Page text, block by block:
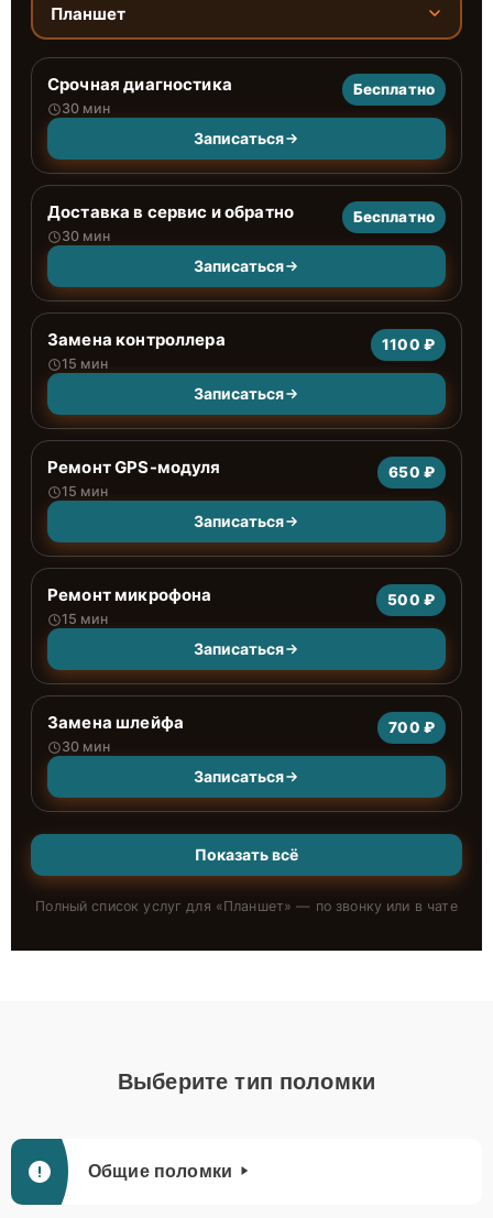
Планшет
Срочная диагностика
30 мин
Бесплатно
Записаться
Доставка в сервис и обратно
30 мин
Бесплатно
Записаться
Замена контроллера
15 мин
1100 ₽
Записаться
Ремонт GPS-модуля
15 мин
650 ₽
Записаться
Ремонт микрофона
15 мин
500 ₽
Записаться
Замена шлейфа
30 мин
700 ₽
Записаться
Показать всё
Полный список услуг для «Планшет» — по звонку или в чате
Выберите тип поломки
Общие поломки